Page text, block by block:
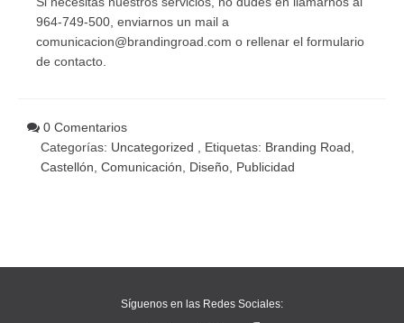
964-749-500, enviarnos un mail a
comunicacion@brandingroad.com o rellenar el formulario
de contacto.
0 Comentarios
Categorías: Uncategorized , Etiquetas: Branding Road
Castellón Comunicación Diseño Publicidad
Síguenos en las Redes Sociales: